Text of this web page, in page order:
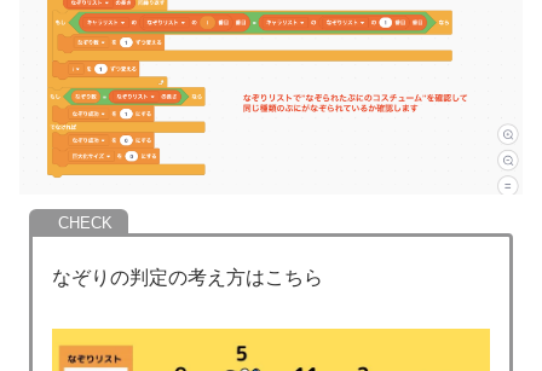
なぞりの判定の考え方はこちら